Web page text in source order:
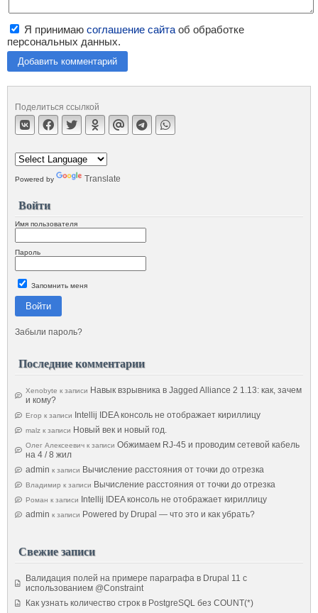
Я принимаю соглашение сайта об обработке
персональных данных.
Добавить комментарий
Поделиться ссылкой
Powered by Translate
Войти
Имя пользователя
Пароль
Запомнить меня
Войти
Забыли пароль?
Последние комментарии
Xenobyte к записи Навык взрывника в Jagged Alliance 2 1.13: как, зачем
и кому?
Егор к записи Intellij IDEA консоль не отображает кириллицу
malz к записи Новый век и новый год.
Олег Алексеевич к записи Обжимаем RJ-45 и проводим сетевой кабель
на 4 / 8 жил
admin к записи Вычисление расстояния от точки до отрезка
Владимир к записи Вычисление расстояния от точки до отрезка
Роман к записи
Intellij IDEA консоль не отображает кириллицу
admin к записи Powered by Drupal — что это и как убрать?
Свежие записи
Валидация полей на примере параграфа в Drupal 11 с
использованием @Constraint
Как узнать количество строк в PostgreSQL без COUNT(*)